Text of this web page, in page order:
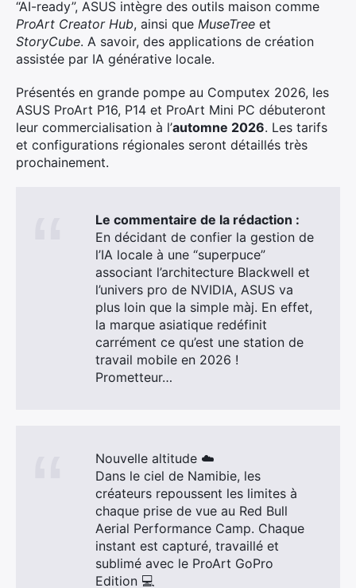
“AI-ready”, ASUS intègre des outils maison comme
ProArt Creator Hub, ainsi que MuseTree et
StoryCube. A savoir, des applications de création
assistée par IA générative locale.
Présentés en grande pompe au Computex 2026, les
ASUS ProArt P16, P14 et ProArt Mini PC débuteront
leur commercialisation à l’automne 2026. Les tarifs
et configurations régionales seront détaillés très
prochainement.
Le commentaire de la rédaction :
En décidant de confier la gestion de
l’IA locale à une “superpuce”
associant l’architecture Blackwell et
l’univers pro de NVIDIA, ASUS va
plus loin que la simple màj. En effet,
la marque asiatique redéfinit
carrément ce qu’est une station de
travail mobile en 2026 !
Prometteur…
Nouvelle altitude ☁️
Dans le ciel de Namibie, les
créateurs repoussent les limites à
chaque prise de vue au Red Bull
Aerial Performance Camp. Chaque
instant est capturé, travaillé et
sublimé avec le ProArt GoPro
Edition 💻
: